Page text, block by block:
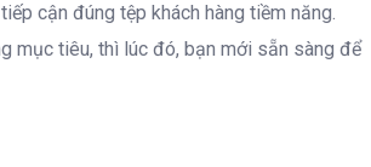
cận đúng tệp khách hàng tiềm năng.
mục tiêu, thì lúc đó, bạn mới sẵn sàng để